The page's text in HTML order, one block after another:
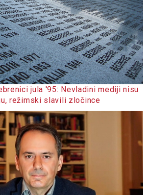
jula '95: Nevladini mediji nisu
režimski slavili zločince